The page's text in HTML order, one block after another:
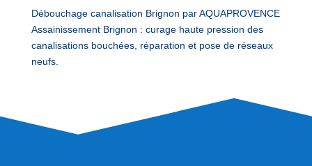
Débouchage canalisation Brignon par AQUAPROVENCE
Assainissement Brignon : curage haute pression des
canalisations bouchées, réparation et pose de réseaux
neufs.